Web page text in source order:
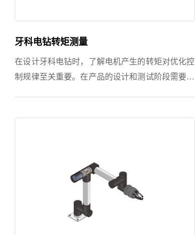
牙科电钻转矩测量
在设计牙科电钻时，了解电机产生的转矩对优化控
制规律至关重要。在产品的设计和测试阶段需要一